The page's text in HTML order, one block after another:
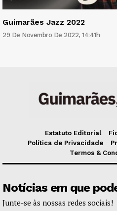
Guimarães Jazz 2022
29 De Novembro De 2022, 14:41h
Estatuto Editorial
Política de Privacidade
Termos &
Notícias em que
Junte-se às nossas redes sociais!